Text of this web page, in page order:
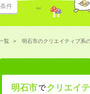
件
覧 明石市のクリエイティブ系
明石市で クリエイ